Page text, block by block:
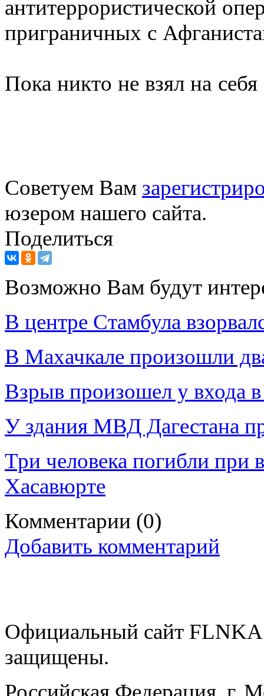
антитеррористической
приграничных с
Пока никто не взял на
Советуем Вам
юзером нашего сайта.
Поделиться
Возможно Вам будут
В центре Стамбула
В Махачкале произошли
Взрыв произошел у входа
У здания МВД Дагестана
Три человека погибли при
Хасавюрте
Комментарии (0)
Добавить комментарий
Официальный сайт
защищены.